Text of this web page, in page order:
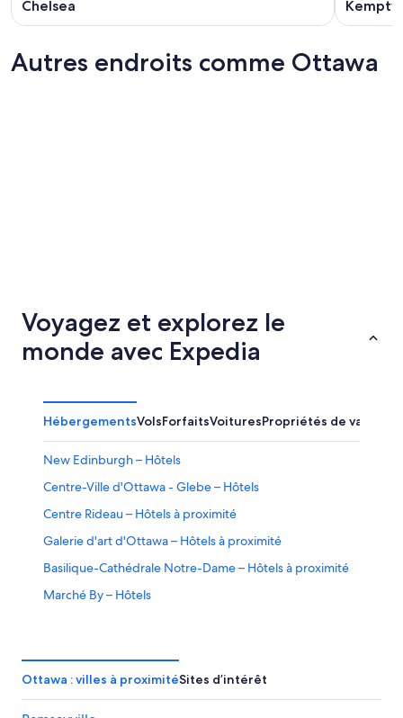
Chelsea
Autres endroits comme Ottawa
Voyagez et explorez le
monde avec Expedia
HébergementsVolsForfaitsVoituresPropriétés de
New Edinburgh – Hôtels
Centre-Ville d'Ottawa - Glebe – Hôtels
Centre Rideau – Hôtels à proximité
Galerie d'art d'Ottawa – Hôtels à proximité
Basilique-Cathédrale Notre-Dame – Hôtels à proximité
Marché By – Hôtels
Ambassade des États-Unis d'Amérique – Hôtels à
Ottawa : villes à proximitéSites d’intérêt